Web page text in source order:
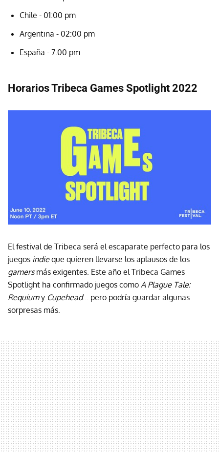
Chile - 01:00 pm
Argentina - 02:00 pm
España - 7:00 pm
Horarios Tribeca Games Spotlight 2022
El festival de Tribeca será el escaparate perfecto para los
juegos indieque quieren llevarse los aplausos de los
gamersmás exigentes. Este año el Tribeca Games
Spotlight ha confirmado juegos como A Plague Tale:
Requiumy Cupehead... pero podría guardar algunas
sorpresas más.